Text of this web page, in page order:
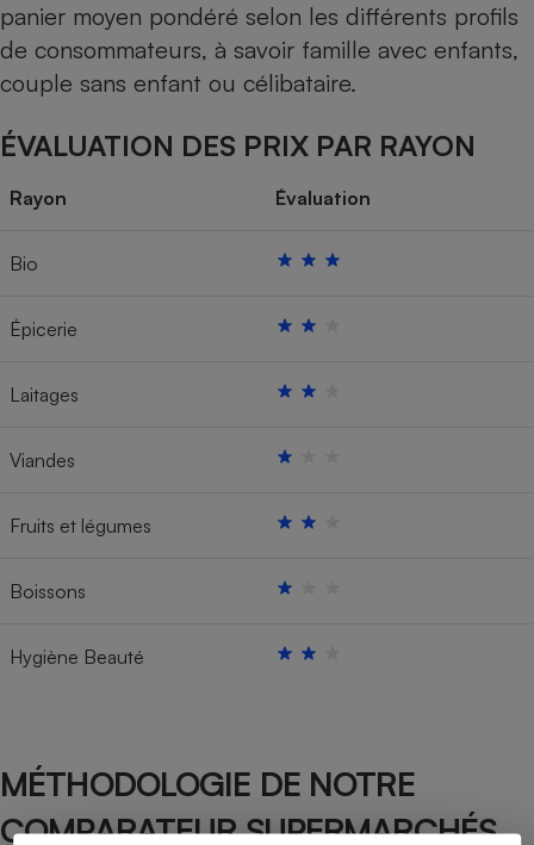
panier moyen pondéré selon les différents profils
de consommateurs, à savoir famille avec enfants,
couple sans enfant ou célibataire.
ÉVALUATION DES PRIX PAR RAYON
Rayon Évaluation
Bio
Épicerie
Laitages
Viandes
Fruits et légumes
Boissons
Hygiène Beauté
MÉTHODOLOGIE DE NOTRE
COMPARATEUR SUPERMARCHÉS